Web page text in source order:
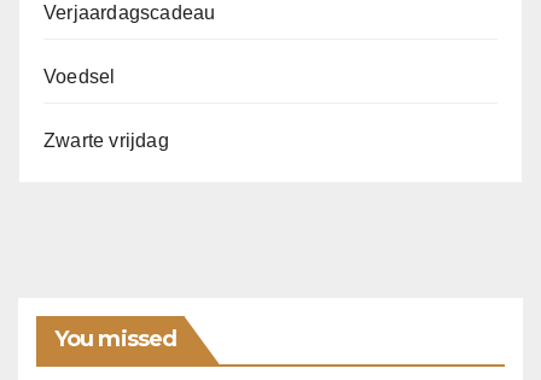
Verjaardagscadeau
Voedsel
Zwarte vrijdag
You missed